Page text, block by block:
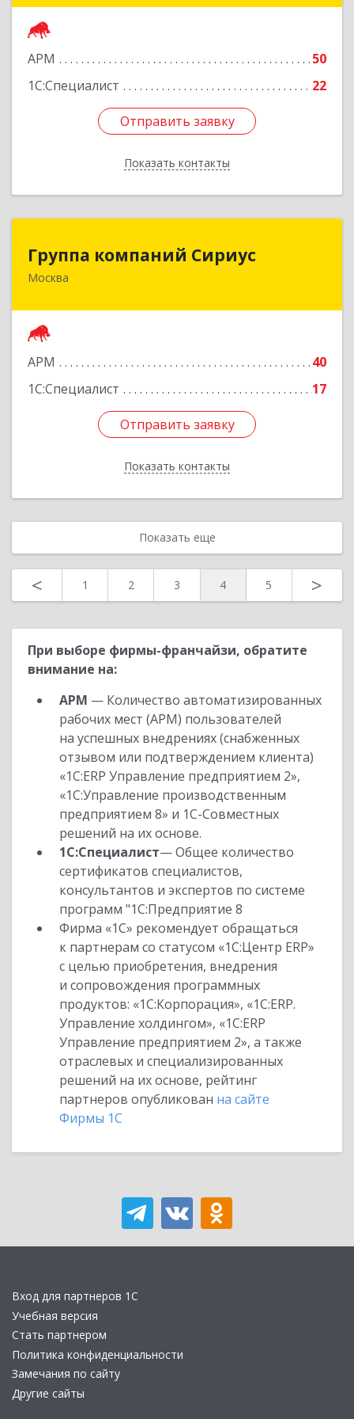
АРМ
50
1С:Специалист
22
Отправить заявку
Показать контакты
Отправить заявку
Назад
Группа компаний Сириус
Москва
АРМ
40
1С:Специалист
17
Отправить заявку
Показать контакты
Группа компаний Сириус
129344, Москва г, Искры ул, дом № 31, корпус 1,
Отправить заявку
Назад
Показать еще
< 1 2 3 4 5 >
При выборе фирмы-франчайзи, обратите
внимание на:
АРМ — Количество автоматизированных
рабочих мест (АРМ) пользователей
на успешных внедрениях (снабженных
отзывом или подтверждением клиента)
«1С:ERP Управление предприятием 2»,
«1С:Управление производственным
предприятием 8» и 1С-Совместных
решений на их основе.
1С:Специалист— Общее количество
сертификатов специалистов,
консультантов и экспертов по системе
программ "1С:Предприятие 8
Фирма «1С» рекомендует обращаться
к партнерам со статусом «1С:Центр ERP»
с целью приобретения, внедрения
и сопровождения программных
продуктов: «1С:Корпорация», «1С:ERP.
Управление холдингом», «1С:ERP
Управление предприятием 2», а также
отраслевых и специализированных
решений на их основе, рейтинг
партнеров опубликован на сайте
Фирмы 1С
Вход для партнеров 1С
Учебная версия
Стать партнером
Политика конфиденциальности
Замечания по сайту
Другие сайты